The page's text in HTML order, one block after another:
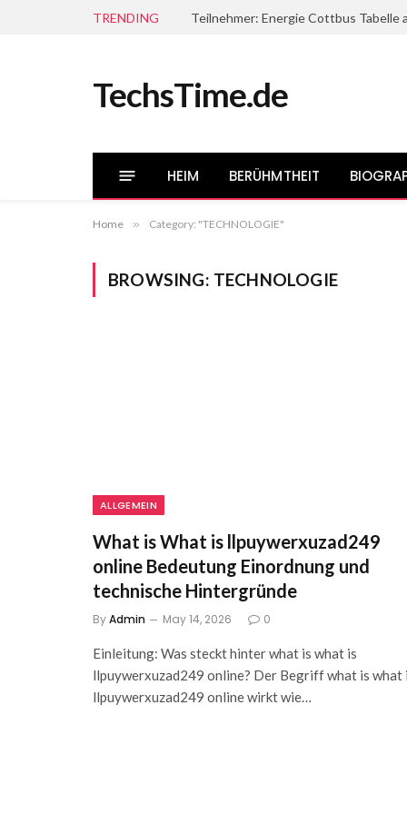
TRENDING Teilnehmer: Energie Cottbus Tabelle
TechsTime.de
HEIM BERÜHMTHEIT
Home » Category: "TECHNOLOGIE"
BROWSING: TECHNOLOGIE
ALLGEMEIN
What is What is llpuywerxuzad249
online Bedeutung Einordnung und
technische Hintergründe
ByAdmin May 14, 2026 0
Einleitung: Was steckt hinter what is what is
llpuywerxuzad249 online? Der Begriff what is what
llpuywerxuzad249 online wirkt wie…